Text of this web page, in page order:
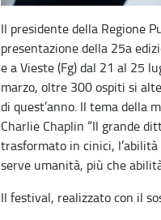
Il presidente della Regione
presentazione della 25a
e a Vieste (Fg) dal 21 al 25
marzo, oltre 300 ospiti si
di quest’anno. Il tema della
Charlie Chaplin “Il grande
trasformato in cinici,
serve umanità, più che
Il festival, realizzato con il